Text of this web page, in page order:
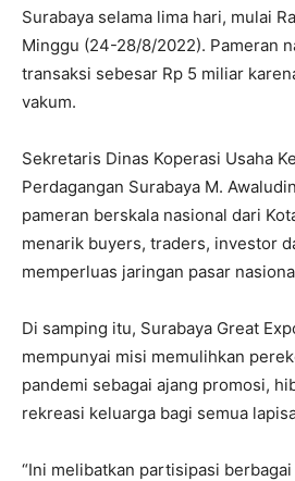
Surabaya selama lima hari, mulai
Minggu (24-28/8/2022). Pameran
transaksi sebesar Rp 5 miliar
vakum.
Sekretaris Dinas Koperasi Usaha
Perdagangan Surabaya M.
pameran berskala nasional dari
menarik buyers, traders, investor
memperluas jaringan pasar
Di samping itu, Surabaya Great
mempunyai misi memulihkan
pandemi sebagai ajang promosi,
rekreasi keluarga bagi semua
“Ini melibatkan partisipasi